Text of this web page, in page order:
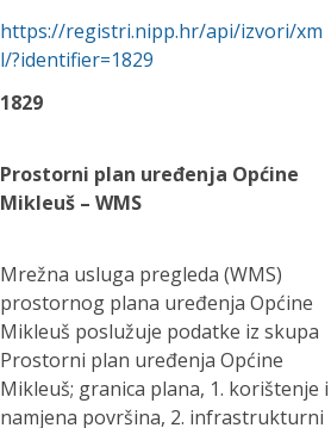
https://registri.nipp.hr/api/izvori/xm
l/?identifier=1829
1829
Prostorni plan uređenja Općine
Mikleuš – WMS
Mrežna usluga pregleda (WMS)
prostornog plana uređenja Općine
Mikleuš poslužuje podatke iz skupa
Prostorni plan uređenja Općine
Mikleuš; granica plana, 1. korištenje i
namjena površina, 2. infrastrukturni